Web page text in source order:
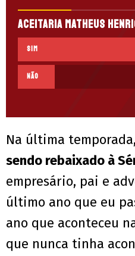
Aceitaria Matheus
SIM
NÃO
Na última temporada,
sendo rebaixado à
empresário, pai e
último ano que eu
ano que aconteceu
que nunca tinha